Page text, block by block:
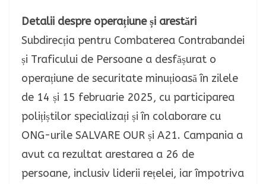
Detalii despre operațiune și arestări
Subdirecția pentru Combaterea Contrabandei
și Traficului de Persoane a desfășurat o
operațiune de securitate minuțioasă în zilele
de 14 și 15 februarie 2025, cu participarea
polițiștilor specializați și în colaborare cu
ONG-urile SALVARE OUR și A21. Campania a
avut ca rezultat arestarea a 26 de
persoane, inclusiv liderii rețelei, iar împotriva